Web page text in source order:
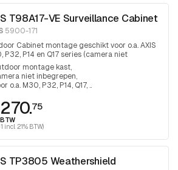
T98A17-VE Surveillance Cabinet
5900-171
Cabinet montage geschikt voor o.a. AXIS
P32, P14 en Q17 series (camera niet
montage kast
niet inbegrepen
o.a. M30, P32, P14, Q17, ..
75
incl. 21% BTW)
TP3805 Weathershield